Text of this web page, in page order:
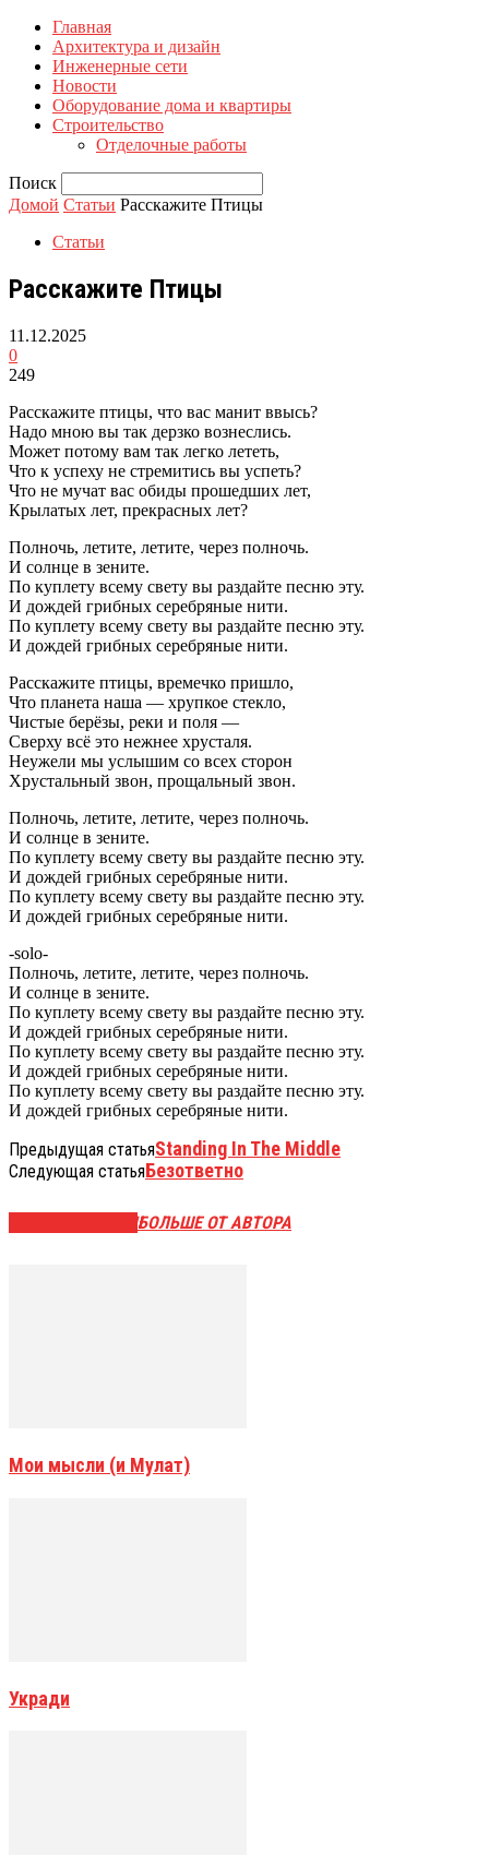
Главная
Архитектура и дизайн
Инженерные сети
Новости
Оборудование дома и квартиры
Строительство
Отделочные работы
Поиск
Домой Статьи Расскажите Птицы
Статьи
Расскажите Птицы
11.12.2025
0
249
Расскажите птицы, что вас манит ввысь?
Надо мною вы так дерзко вознеслись.
Может потому вам так легко лететь,
Что к успеху не стремитись вы успеть?
Что не мучат вас обиды прошедших лет,
Крылатых лет, прекрасных лет?
Полночь, летите, летите, через полночь.
И солнце в зените.
По куплету всему свету вы раздайте песню эту.
И дождей грибных серебряные нити.
По куплету всему свету вы раздайте песню эту.
И дождей грибных серебряные нити.
Расскажите птицы, времечко пришло,
Что планета наша — хрупкое стекло,
Чистые берёзы, реки и поля —
Сверху всё это нежнее хрусталя.
Неужели мы услышим со всех сторон
Хрустальный звон, прощальный звон.
Полночь, летите, летите, через полночь.
И солнце в зените.
По куплету всему свету вы раздайте песню эту.
И дождей грибных серебряные нити.
По куплету всему свету вы раздайте песню эту.
И дождей грибных серебряные нити.
-solo-
Полночь, летите, летите, через полночь.
И солнце в зените.
По куплету всему свету вы раздайте песню эту.
И дождей грибных серебряные нити.
По куплету всему свету вы раздайте песню эту.
И дождей грибных серебряные нити.
По куплету всему свету вы раздайте песню эту.
И дождей грибных серебряные нити.
Предыдущая статьяStanding In The Middle
Следующая статьяБезответно
БОЛЬШЕ ОТ АВТОРА
Мои мысли (и Мулат)
Укради